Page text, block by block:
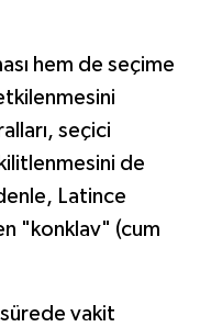
hem de seçime
seçici
de
Latince
"konklav" (cum
sürede vakit